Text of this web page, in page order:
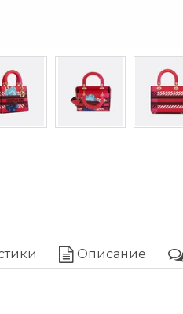
Описание